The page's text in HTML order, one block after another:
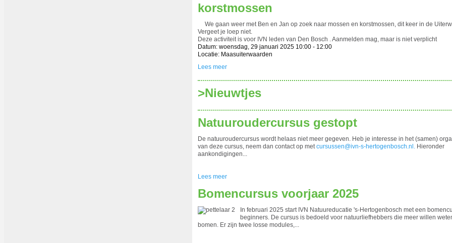
korstmossen
We gaan weer met Ben en Jan op zoek naar mossen en korstmossen, dit keer in de
Vergeet je loep niet.
Deze activiteit is voor IVN leden van Den Bosch . Aanmelden mag, maar is niet verplicht
Datum: woensdag, 29 januari 2025 10:00 - 12:00
Locatie: Maasuiterwaarden
Lees meer
>‍Nieuwtjes
Natuuroudercursus gestopt
De natuuroudercursus wordt helaas niet meer gegeven. Heb je interesse in het (samen)
van deze cursus, neem dan contact op metcursussen@ivn-s-hertogenbosch.nl. Hieronder
aankondigingen...
Lees meer
Bomencursus voorjaar 2025
In februari 2025 start IVN Natuureducatie 's-Hertogenbosch met een
beginners. De cursus is bedoeld voor natuurliefhebbers die meer willen
bomen. Er zijn twee losse modules,...